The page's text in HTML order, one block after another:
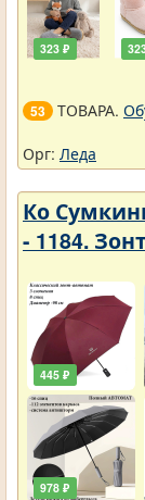
323 ₽
53 ТОВАРА.
Орг: Леда
Ко
- 1184.
445 ₽
978 ₽